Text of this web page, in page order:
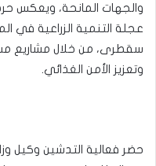
والجهات المانحة، ويعكس
عجلة التنمية الزراعية في
سقطرى، من خلال مشاريع
وتعزيز الأمن الغذائي.
حضر فعالية التدشين وكيل